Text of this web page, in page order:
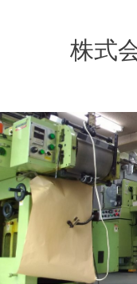
ン
ツ
ス
キ
ッ
プ
株式